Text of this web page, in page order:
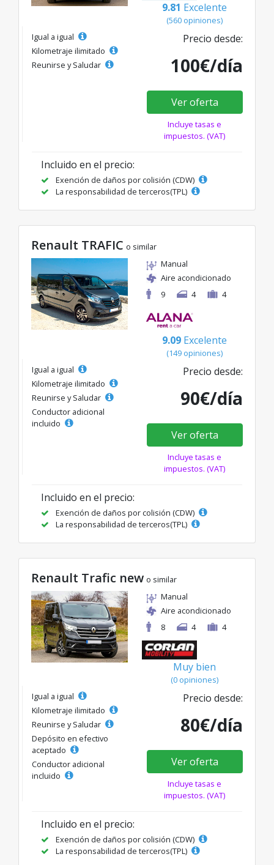
9.81 Excelente
(560 opiniones)
Igual a igual
Kilometraje ilimitado
Reunirse y Saludar
Precio desde:
100€/día
Ver oferta
Incluye tasas e
impuestos. (VAT)
Incluido en el precio:
Exención de daños por colisión (CDW)
La responsabilidad de terceros(TPL)
Renault TRAFIC o similar
Manual
Aire acondicionado
9
4 4
9.09 Excelente
(149 opiniones)
Igual a igual
Kilometraje ilimitado
Reunirse y Saludar
Conductor adicional
incluido
Precio desde:
90€/día
Ver oferta
Incluye tasas e
impuestos. (VAT)
Incluido en el precio:
Exención de daños por colisión (CDW)
La responsabilidad de terceros(TPL)
Renault Trafic new o similar
Manual
Aire acondicionado
8
4 4
Muy bien
(0 opiniones)
Igual a igual
Kilometraje ilimitado
Reunirse y Saludar
Depósito en efectivo
aceptado
Conductor adicional
incluido
Precio desde:
80€/día
Ver oferta
Incluye tasas e
impuestos. (VAT)
Incluido en el precio:
Exención de daños por colisión (CDW)
La responsabilidad de terceros(TPL)